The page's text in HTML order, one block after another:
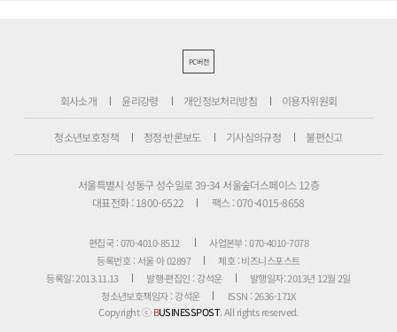
PC버전
회사소개 윤리강령 개인정보처리방침 이용자위원회
청소년보호정책 정정·반론보도 기사심의규정 불편신고
서울특별시 성동구 성수일로 39-34 서울숲더스페이스 12층
대표전화 : 1800-6522
팩스 : 070-4015-8658
편집국 : 070-4010-8512
사업본부 : 070-4010-7078
등록번호 : 서울 아 02897
제호 : 비즈니스포스트
등록일: 2013.11.13
발행·편집인 : 강석운
발행일자: 2013년 12월 2일
청소년보호책임자 : 강석운
ISSN : 2636-171X
Copyright ⓒBUSINESSPOST. All rights reserved.